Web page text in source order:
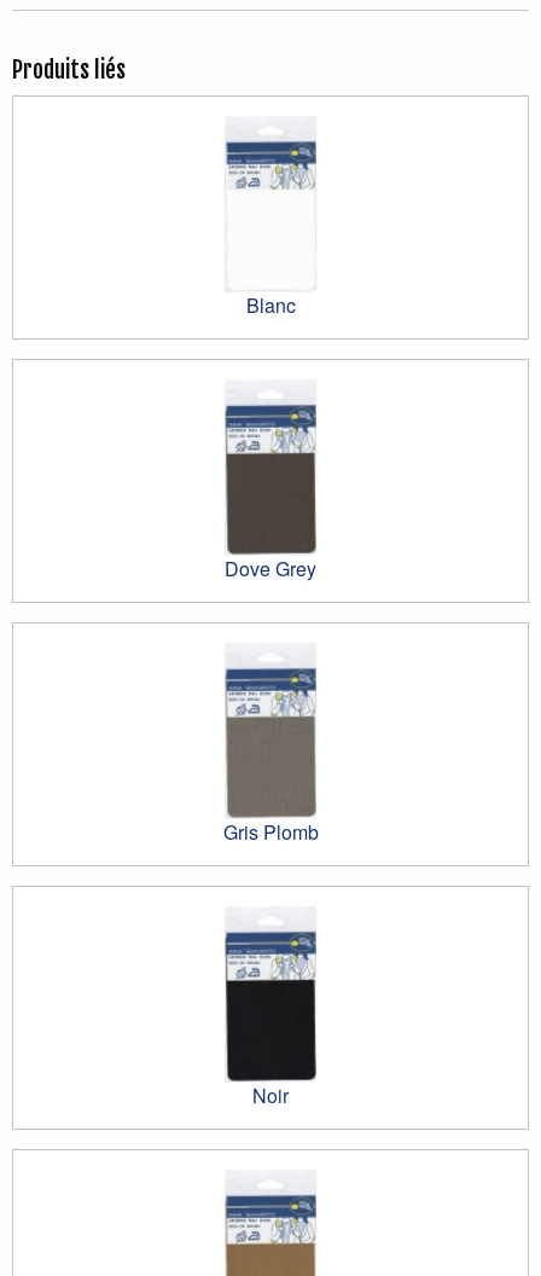
Produits liés
Blanc
Dove Grey
Gris Plomb
Noir